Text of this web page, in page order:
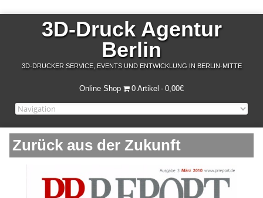
3D-Druck Agentur
Berlin
3D-DRUCKER SERVICE, EVENTS UND ENTWICKLUNG IN BERLIN-MITTE
Online Shop 0 Artikel 0,00€
Zurück aus der Zukunft